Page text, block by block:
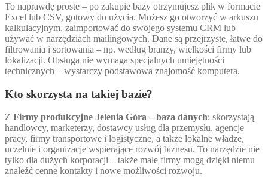
To naprawdę proste – po zakupie bazy otrzymujesz plik w formacie
Excel lub CSV, gotowy do użycia. Możesz go otworzyć w arkuszu
kalkulacyjnym, zaimportować do swojego systemu CRM lub
używać w narzędziach mailingowych. Dane są przejrzyste, łatwe do
filtrowania i sortowania – np. według branży, wielkości firmy lub
lokalizacji. Obsługa nie wymaga specjalnych umiejętności
technicznych – wystarczy podstawowa znajomość komputera.
Kto skorzysta na takiej bazie?
Z Firmy produkcyjne Jelenia Góra – baza danych: skorzystają
handlowcy, marketerzy, dostawcy usług dla przemysłu, agencje
pracy, firmy transportowe i logistyczne, a także lokalne władze,
uczelnie i organizacje wspierające rozwój biznesu. To narzędzie nie
tylko dla dużych korporacji – także małe firmy mogą dzięki niemu
znaleźć cenne kontakty i nowe możliwości rozwoju.